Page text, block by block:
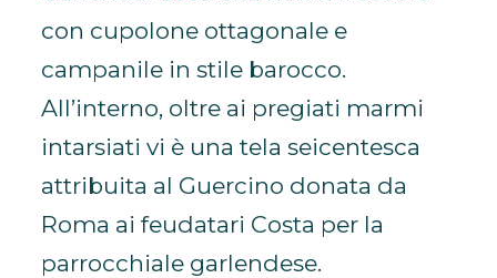
con cupolone ottagonale e
campanile in stile barocco.
All’interno, oltre ai pregiati marmi
intarsiati vi è una tela seicentesca
attribuita al Guercino donata da
Roma ai feudatari Costa per la
parrocchiale garlendese.